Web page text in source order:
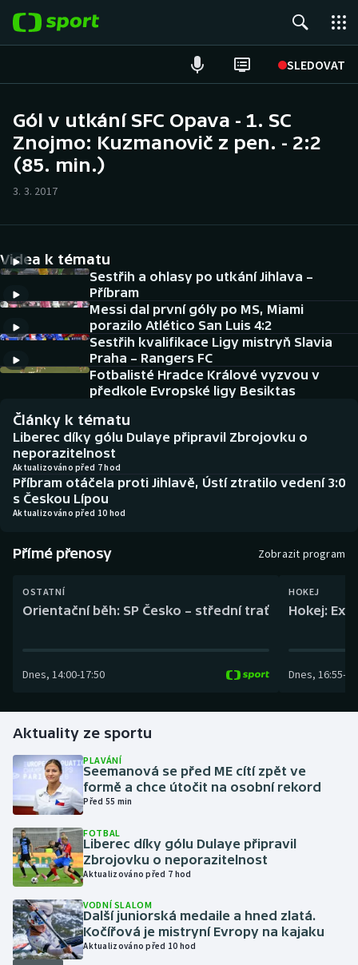
SLEDOVAT
Hokej
Cyklistika
DALŠÍ SPORTY
Americký fotbal
Baseball a softbal
Biatlon
Boby a skeleton
Curling
Dostihy
Futsal
Golf
Gymnastika
Házená
Jezdectví
Judo
Krasobruslení
Lezení
NEPŘEHLÉDNĚTE
Soutěže
Aplikace ČT sport
AZ kvíz
Gól v utkání SFC Opava - 1. SC
Znojmo: Kuzmanovič z pen. - 2:2
(85. min.)
3. 3. 2017
Videa k tématu
Sestřih a ohlasy po utkání Jihlava –
Příbram
Messi dal první góly po MS, Miami
porazilo Atlético San Luis 4:2
Sestřih kvalifikace Ligy mistryň Slavia
Praha – Rangers FC
Fotbalisté Hradce Králové vyzvou v
předkole Evropské ligy Besiktas
Články k tématu
Liberec díky gólu Dulaye připravil Zbrojovku o
neporazitelnost
Aktualizováno před 7 hod
Příbram otáčela proti Jihlavě, Ústí ztratilo vedení 3:0
s Českou Lípou
Aktualizováno před 10 hod
Přímé přenosy Zobrazit program
OSTATNÍ
Orientační běh: SP Česko – střední trať
Dnes, 14:00-17:50
HOKEJ
Hokej:
Dnes, 16:55-
Aktuality ze sportu
PLAVÁNÍ
Seemanová se před ME cítí zpět ve
formě a chce útočit na osobní rekord
Před 55 min
FOTBAL
Liberec díky gólu Dulaye připravil
Zbrojovku o neporazitelnost
Aktualizováno před 7 hod
VODNÍ SLALOM
Další juniorská medaile a hned zlatá.
Kočířová je mistryní Evropy na kajaku
Aktualizováno před 10 hod